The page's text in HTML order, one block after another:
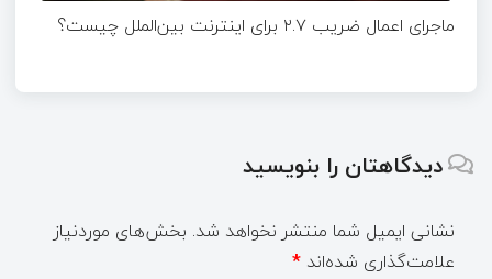
ماجرای اعمال ضریب ۲.۷ برای اینترنت بین‌الملل چیست؟
دیدگاهتان را بنویسید
نشانی ایمیل شما منتشر نخواهد شد. بخش‌های موردنیاز
علامت‌گذاری شده‌اند *